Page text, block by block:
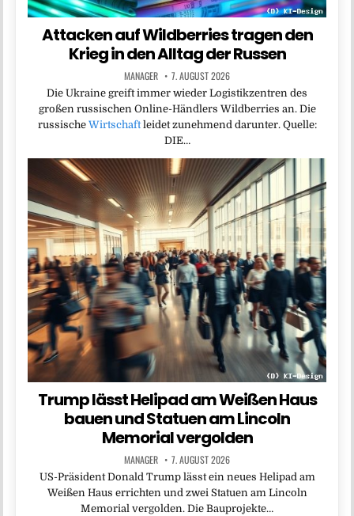
Attacken auf Wildberries tragen den
Krieg in den Alltag der Russen
MANAGER 7. AUGUST 2026
Die Ukraine greift immer wieder Logistikzentren des
großen russischen Online-Händlers Wildberries an. Die
russische Wirtschaftleidet zunehmend darunter. Quelle:
DIE…
Trump lässt Helipad am Weißen Haus
bauen und Statuen am Lincoln
Memorial vergolden
MANAGER 7. AUGUST 2026
US-Präsident Donald Trump lässt ein neues Helipad am
Weißen Haus errichten und zwei Statuen am Lincoln
Memorial vergolden. Die Bauprojekte…